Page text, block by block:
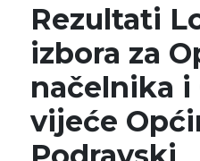
Rezultati
izbora za
načelnika i
vijeće